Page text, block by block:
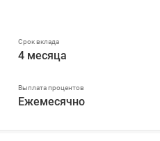
4 месяца
Ежемесячно